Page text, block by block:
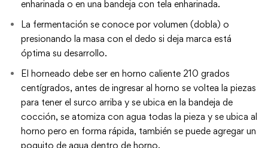
enharinada o en una bandeja con tela enharinada.
La fermentación se conoce por volumen (dobla) o
presionando la masa con el dedo si deja marca está
óptima su desarrollo.
El horneado debe ser en horno caliente 210 grados
centígrados, antes de ingresar al horno se voltea la piezas
para tener el surco arriba y se ubica en la bandeja de
cocción, se atomiza con agua todas la pieza y se ubica al
horno pero en forma rápida, también se puede agregar un
poquito de agua dentro de horno.